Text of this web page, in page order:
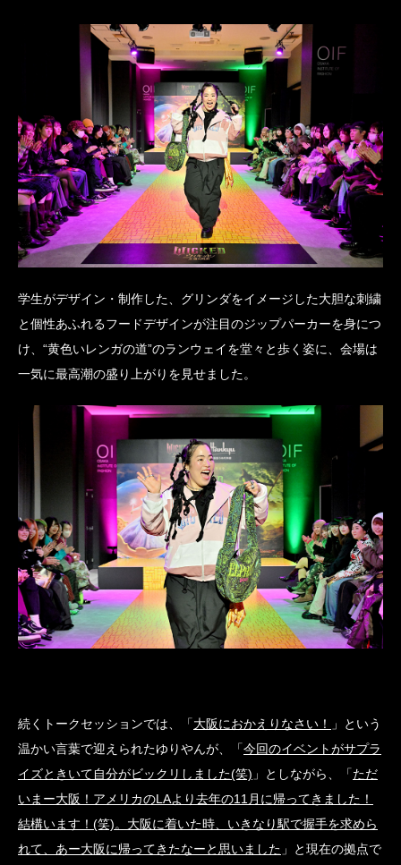
学生がデザイン・制作した、グリンダをイメージした大胆な刺繍
と個性あふれるフードデザインが注目のジップパーカーを身につ
け、“黄色いレンガの道”のランウェイを堂々と歩く姿に、会場は
一気に最高潮の盛り上がりを見せました。
続くトークセッションでは、「大阪におかえりなさい！
」という
温かい言葉で迎えられたゆりやんが、「今回のイベントがサプラ
イズときいて自分がビックリしました(笑) 」としながら、「ただ
いまー大阪！アメリカのLAより去年の11月に帰ってきました！
結構います！(笑)。大阪に着いた時、いきなり駅で握手を求めら
れて、あー大阪に帰ってきたなーと思いました 」と現在の拠点で